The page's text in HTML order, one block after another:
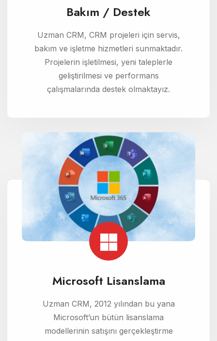
Bakım / Destek
Uzman CRM, CRM projeleri için servis,
bakım ve işletme hizmetleri sunmaktadır.
Projelerin işletilmesi, yeni taleplerle
geliştirilmesi ve performans
çalışmalarında destek olmaktayız.
Microsoft Lisanslama
Uzman CRM, 2012 yılından bu yana
Microsoft’un bütün lisanslama
modellerinin satışını gerçekleştirme